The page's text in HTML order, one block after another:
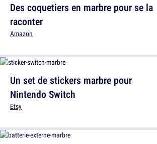
Des coquetiers en marbre pour se la
raconter
Amazon
Un set de stickers marbre pour
Nintendo Switch
Etsy